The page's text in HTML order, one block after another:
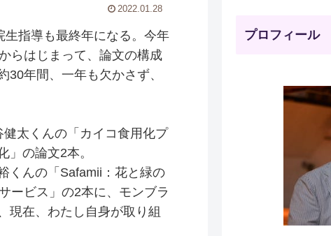
2022.01.28
指導も最終年になる。今年
らはじまって、論文の構成
年間、一年も欠かさず、
太くんの「カイコ食用化プ
」の論文2本。
くんの「Safamii：花と緑の
ービス」の2本に、モンブラ
現在、わたし自身が取り組
プロフィール